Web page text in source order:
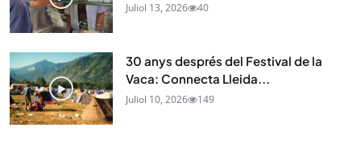
Juliol 13, 2026 40
30 anys després del Festival de la
Vaca: Connecta Lleida...
Juliol 10, 2026 149